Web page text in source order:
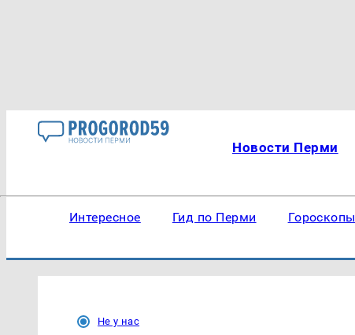
Новости Перми
Интересное Гид по Перми Гороскопы
Не у нас